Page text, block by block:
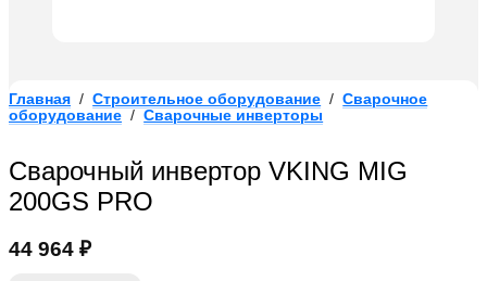
Главная / Строительное оборудование / Сварочное
оборудование / Сварочные инверторы
Сварочный инвертор VKING MIG
200GS PRO
44 964 ₽